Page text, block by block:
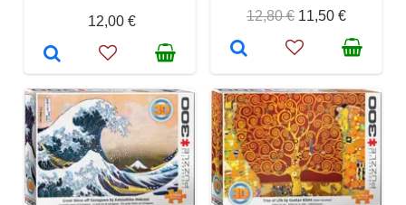
12,00 €
12,80 € 11,50 €